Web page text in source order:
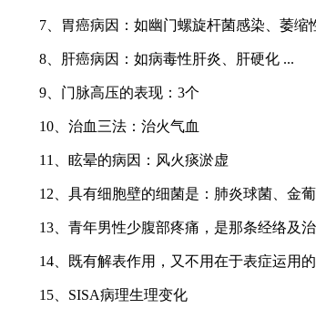
7、胃癌病因：如幽门螺旋杆菌感染、萎缩
8、肝癌病因：如病毒性肝炎、肝硬化 ...
9、门脉高压的表现：3个
10、治血三法：治火气血
11、眩晕的病因：风火痰淤虚
12、具有细胞壁的细菌是：肺炎球菌、金葡
13、青年男性少腹部疼痛，是那条经络及
14、既有解表作用，又不用在于表症运用的
15、SISA病理生理变化